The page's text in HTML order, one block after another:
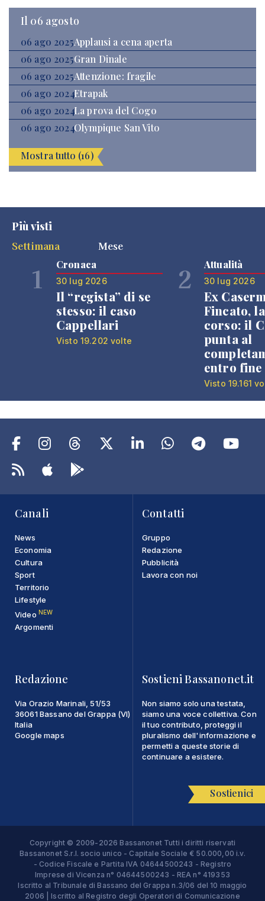
Il 06 agosto
06 ago 2025Applausi a cena aperta
06 ago 2025Gran Dinale
06 ago 2025Attenzione: fragile
06 ago 2024Etrapak
06 ago 2024La prova del Cogo
06 ago 2024Olympique San Vito
Mostra tutto (16)
Più visti
Settimana
Mese
1 Cronaca
30 lug 2026
Il “regista” di se
stesso: il caso
Cappellari
Visto 19.202 volte
2 Attualità
30 lug 2026
Ex
Fincato,
corso: il
punta al
entro fine
Visto 19.161
Canali
News
Economia
Cultura
Sport
Territorio
Lifestyle
Video NEW
Argomenti
Contatti
Gruppo
Redazione
Pubblicità
Lavora con noi
Redazione
Via Orazio Marinali, 51/53
36061 Bassano del Grappa (VI)
Italia
Google maps
Sostieni Bassanonet.it
Non siamo solo una testata,
siamo una voce collettiva. Con
il tuo contributo, proteggi il
pluralismo dell'informazione e
permetti a queste storie di
continuare a esistere.
Sostienici
Copyright © 2009-2026 Bassanonet Tutti i diritti riservati
Bassanonet S.r.l. socio unico - Capitale Sociale € 50.000,00 i.v.
- Codice Fiscale e Partita IVA 04644500243 - Registro
Imprese di Vicenza n° 04644500243 - REA n° 419353
Iscritto al Tribunale di Bassano del Grappa n.3/06 del 10 maggio
2006 | Iscritto al Registro degli Operatori di Comunicazione